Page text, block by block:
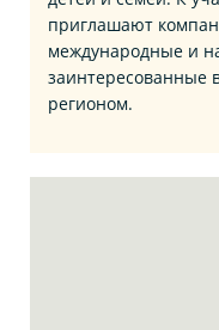
приглашают
международные и
заинтересованные
регионом.